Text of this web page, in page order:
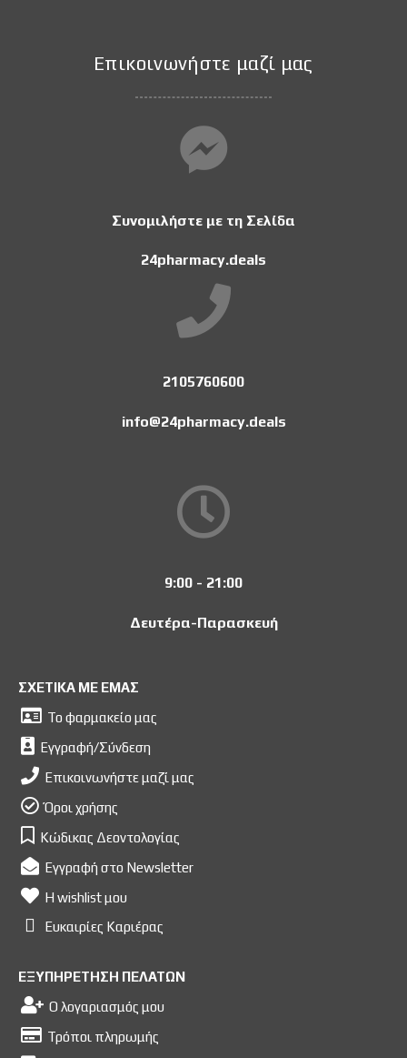
Επικοινωνήστε μαζί μας
Συνομιλήστε με τη Σελίδα
24pharmacy.deals
2105760600
info@24pharmacy.deals
9:00 - 21:00
Δευτέρα-Παρασκευή
ΣΧΕΤΙΚΑ ΜΕ ΕΜΑΣ
Το φαρμακείο μας
Εγγραφή/Σύνδεση
Επικοινωνήστε μαζί μας
Όροι χρήσης
Κώδικας Δεοντολογίας
Εγγραφή στο Newsletter
Η wishlist μου
Ευκαιρίες Kαριέρας
ΕΞΥΠΗΡΕΤΗΣΗ ΠΕΛΑΤΩΝ
Ο λογαριασμός μου
Τρόποι πληρωμής